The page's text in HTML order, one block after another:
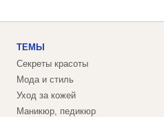
ТЕМЫ
Секреты красоты
Мода и стиль
Уход за кожей
Маникюр, педикюр